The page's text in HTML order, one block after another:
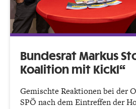
Bundesrat Markus
Koalition mit Kickl“
Gemischte Reaktionen bei der
SPÖ nach dem Eintreffen der